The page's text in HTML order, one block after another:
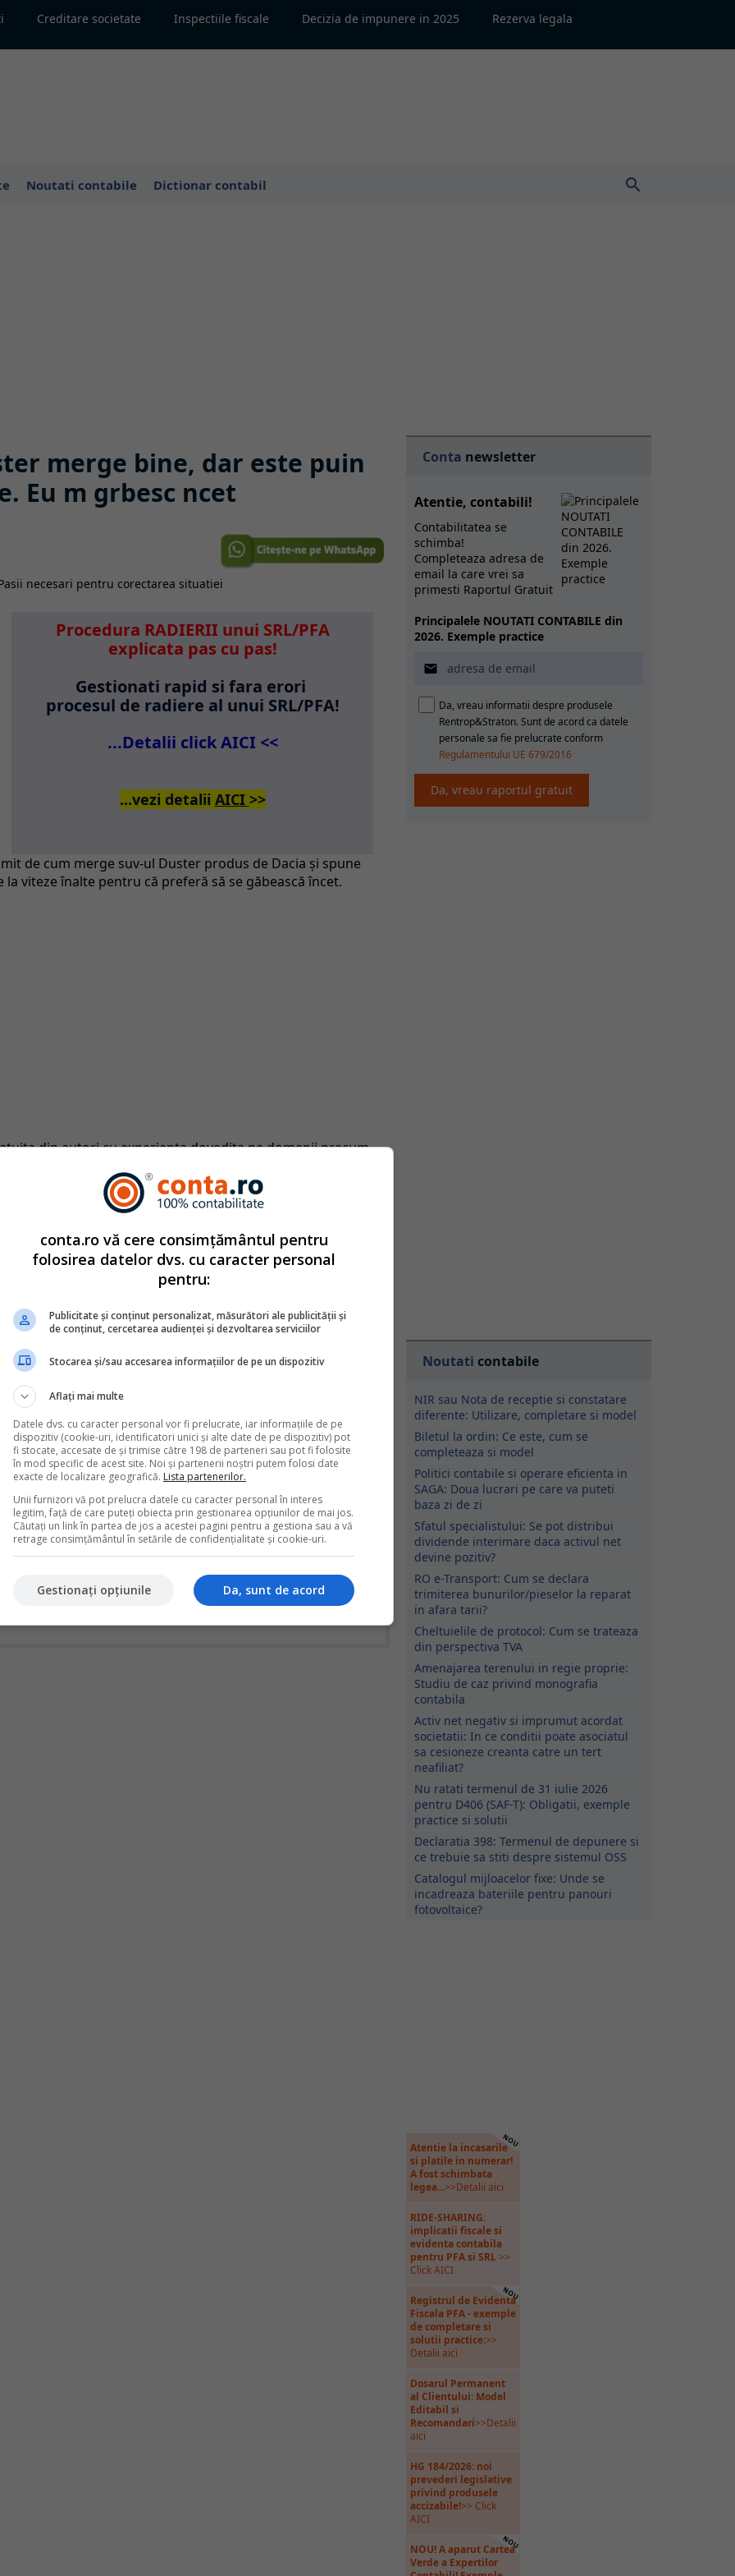
Creditare societate Inspectiile fiscale Decizia de impunere in 2025 Rezerva legala
Noutati contabile Dictionar contabil search
merge bine, dar este puin
Eu m grbesc ncet
Procedura RADIERII unui SRL/PFA
explicata pas cu pas!
Gestionati rapid si fara erori
procesul de radiere al unui SRL/PFA!
...Detalii click AICI <<
...vezi detalii AICI >>
de cum merge suv-ul Duster produs de Dacia şi spune
viteze înalte pentru că preferă să se găbească încet.
din autori cu experienta dovedita pe domenii precum
Colectivul si-a propus sa creeze continut interesant si bine
Va oferim solutii utile pentru orice dilema legislativa cu
contabile complete
inregistreaza cesiunea facturilor catre banca
de firme pentru a-si finanta rapid activitatea, cesionand facturile
in schimbul unei finantari imediate. De multe ori, in practica,
cand se scoate factura din contul 4111 - la data cererii de
dobanda si comisionul retinute de banca? Cum poti
- vanzarea bijuteriilor de aur
inregistrari contabile specifice, care difera in functie de
- rambursare, prelungire sau abandon al bunului - dar si in
patrimoniul casei de amanet. Prezenta monografie acopera
vanzarea ca deseuri.Monografie contabila operatiuni casa de
Conta newsletter
Atentie, contabili!
Contabilitatea se
schimba!
Completeaza adresa de
email la care vrei sa
primesti Raportul Gratuit
Principalele NOUTATI CONTABILE din
2026. Exemple practice

Da, vreau informatii despre produsele
Rentrop&Straton. Sunt de acord ca datele
personale sa fie prelucrate conform
Regulamentului UE 679/2016
Noutati contabile
NIR sau Nota de receptie si constatare
diferente: Utilizare, completare si model
Biletul la ordin: Ce este, cum se
completeaza si model
Politici contabile si operare eficienta in
SAGA: Doua lucrari pe care va puteti
baza zi de zi
Sfatul specialistului: Se pot distribui
dividende interimare daca activul net
devine pozitiv?
RO e-Transport: Cum se declara
trimiterea bunurilor/pieselor la reparat
in afara tarii?
Cheltuielile de protocol: Cum se trateaza
din perspectiva TVA
Amenajarea terenului in regie proprie:
Studiu de caz privind monografia
contabila
Activ net negativ si imprumut acordat
societatii: In ce conditii poate asociatul
sa cesioneze creanta catre un tert
neafiliat?
Nu ratati termenul de 31 iulie 2026
pentru D406 (SAF-T): Obligatii, exemple
practice si solutii
Declaratia 398: Termenul de depunere si
ce trebuie sa stiti despre sistemul OSS
Catalogul mijloacelor fixe: Unde se
incadreaza bateriile pentru panouri
fotovoltaice?
Atentie la incasarile
si platile in numerar!
A fost schimbata
legea...>>Detalii aici
RIDE-SHARING:
implicatii fiscale si
evidenta contabila
pentru PFA si SRL>>
Click AICI
Registrul de Evidenta
Fiscala PFA - exemple
de completare si
solutii practice:>>
Detalii aici
Dosarul Permanent
al Clientului: Model
Editabil si
Recomandari>>Detalii
aici
HG 184/2026: noi
prevederi legislative
privind produsele
accizabile!>> Click
AICI
NOU! A aparut Cartea
Verde a Expertilor
conta.ro vă cere consimțământul pentru
folosirea datelor dvs. cu caracter personal
pentru:
Publicitate și conținut personalizat, măsurători ale publicității și
de conținut, cercetarea audienței și dezvoltarea serviciilor
Stocarea și/sau accesarea informațiilor de pe un dispozitiv
Aflați mai multe
Datele dvs. cu caracter personal vor fi prelucrate, iar informațiile de pe
dispozitiv (cookie-uri, identificatori unici și alte date de pe dispozitiv) pot
fi stocate, accesate de și trimise către 198 de parteneri sau pot fi folosite
în mod specific de acest site. Noi și partenerii noștri putem folosi date
exacte de localizare geografică. Lista partenerilor.
Unii furnizori vă pot prelucra datele cu caracter personal în interes
legitim, față de care puteți obiecta prin gestionarea opțiunilor de mai jos.
Căutați un link în partea de jos a acestei pagini pentru a gestiona sau a vă
retrage consimțământul în setările de confidențialitate și cookie-uri.
Da, sunt de acord
Gestionați opțiunile